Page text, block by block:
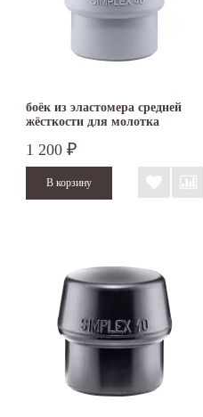
боёк из эластомера средней
жёсткости для молотка
1 200 ₽